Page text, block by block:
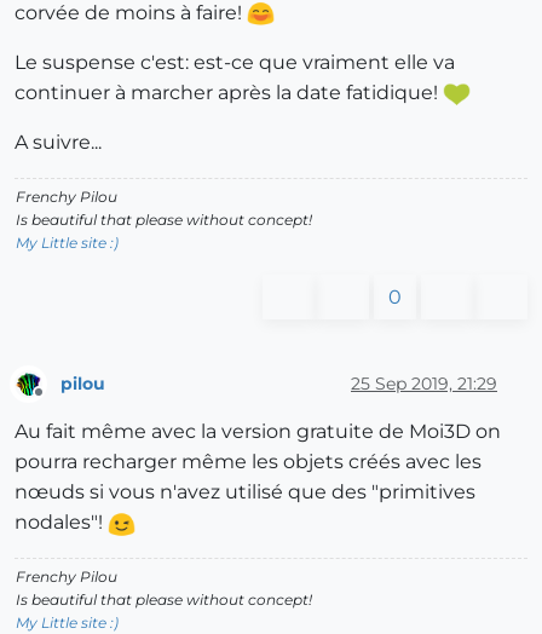
corvée de moins à faire!
Le suspense c'est: est-ce que vraiment elle va
continuer à marcher après la date fatidique!
A suivre...
Frenchy Pilou
Is beautiful that please without concept!
My Little site :)
0
pilou 25 Sep 2019, 21:29
Au fait même avec la version gratuite de Moi3D on
pourra recharger même les objets créés avec les
nœuds si vous n'avez utilisé que des "primitives
nodales"!
Frenchy Pilou
Is beautiful that please without concept!
My Little site :)